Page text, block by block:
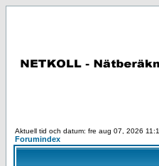
Aktuell tid och datum: fre aug 07, 2026
Forumindex